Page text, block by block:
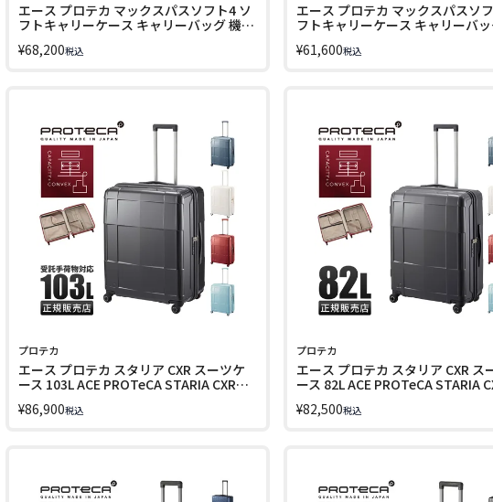
エース プロテカ マックスパスソフト4 ソ
フトキャリーケース キャリーバッグ 機内
12112
¥68,200税込
エース プロテカ マックスパスソ
フトキャリーケース キャリーバ
SOFT 4 12111
¥61,600税込
プロテカ
エース プロテカ スタリア CXR スーツケ
ース 103L ACE PROTeCA STARIA CXR
¥86,900税込
プロテカ
エース プロテカ スタリア CXR ス
ース 82L ACE PROTeCA STARIA
¥82,500税込